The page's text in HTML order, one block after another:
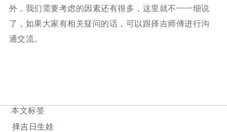
外，我们需要考虑的因素还有很多，这里就不一一细说
了，如果大家有相关疑问的话，可以跟择吉师傅进行沟
通交流。
本文标签
择吉日生娃